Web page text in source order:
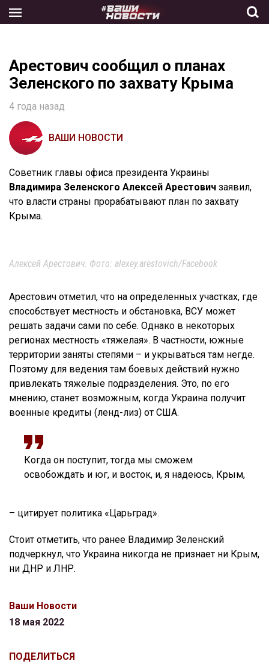
the
Арестович сообщил о планах
Зеленского по захвату Крыма
4 года назад
ВАШИ НОВОСТИ
Советник главы офиса президента Украины
Владимира Зеленского Алексей Арестович заявил,
что власти страны прорабатывают план по захвату
Крыма.
Алексей Арестович. Фото: alexey.arestovich/Facebook
Арестович отметил, что на определенных участках, где
способствует местность и обстановка, ВСУ может
решать задачи сами по себе. Однако в некоторых
регионах местность «тяжелая». В частности, южные
территории заняты степями – и укрываться там негде.
Поэтому для ведения там боевых действий нужно
привлекать тяжелые подразделения. Это, по его
мнению, станет возможным, когда Украина получит
военные кредиты (ленд-лиз) от США.
Когда он поступит, тогда мы сможем
освобождать и юг, и восток, и, я надеюсь, Крым,
– цитирует политика «Царьград».
Стоит отметить, что ранее Владимир Зеленский
подчеркнул, что Украина никогда не признает ни Крым,
ни ДНР и ЛНР.
Ваши Новости
18 мая 2022
ПОДЕЛИТЬСЯ